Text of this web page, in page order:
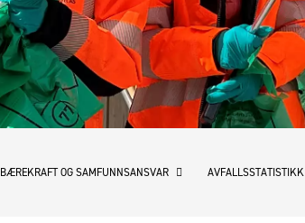
BÆREKRAFT OG SAMFUNNSANSVAR AVFALLSSTATISTIKK